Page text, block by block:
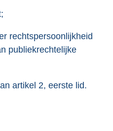
rechtspersoonlijkheid
publiekrechtelijke
artikel 2, eerste lid.